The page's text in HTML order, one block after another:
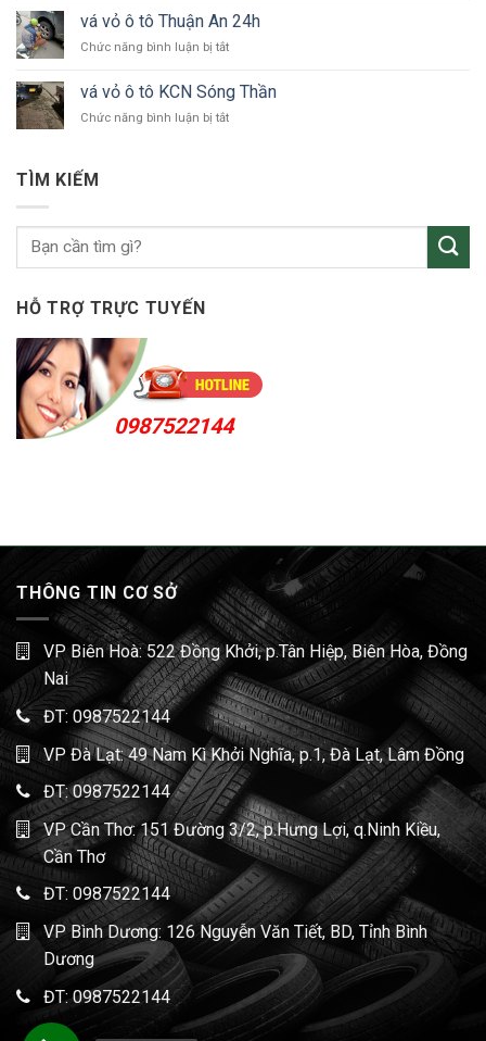
KCN
vỏ
xe
ô
Bắc
Tân
Uyên
vá vỏ ô tô Thuận An 24h
Chức năng bình luận bị tắtở
ô
tô
vá vỏ ô tô KCN Sóng Thần
Chức năng bình luận bị tắtở
Sóng
TÌM KIẾM
HỖ TRỢ TRỰC TUYẾN
0987522144
THÔNG TIN CƠ SỞ
VP Biên Hoà: 522 Đồng Khởi, p.Tân Hiệp, Biên Hòa, Đồng
Nai
ĐT: 0987522144
VP Đà Lạt: 49 Nam Kì Khởi Nghĩa, p.1, Đà Lạt, Lâm Đồng
ĐT:0987522144
VP Cần Thơ: 151 Đường 3/2, p.Hưng Lợi, q.Ninh Kiều,
Cần Thơ
ĐT: 0987522144
VP Bình Dương: 126 Nguyễn Văn Tiết, BD, Tỉnh Bình
Dương
ĐT: 0987522144